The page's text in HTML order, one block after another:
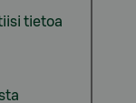
tietoa